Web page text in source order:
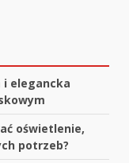
i elegancka
oświetlenie,
potrzeb?